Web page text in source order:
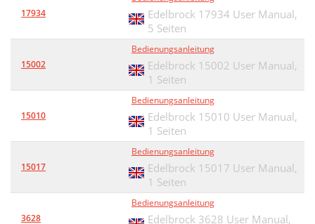
17934
Edelbrock 17934 User Manual,
5 Seiten
15002
Bedienungsanleitung
Edelbrock 15002 User Manual,
1 Seiten
15010
Bedienungsanleitung
Edelbrock 15010 User Manual,
1 Seiten
15017
Bedienungsanleitung
Edelbrock 15017 User Manual,
1 Seiten
3628
Bedienungsanleitung
Edelbrock 3628 User Manual,